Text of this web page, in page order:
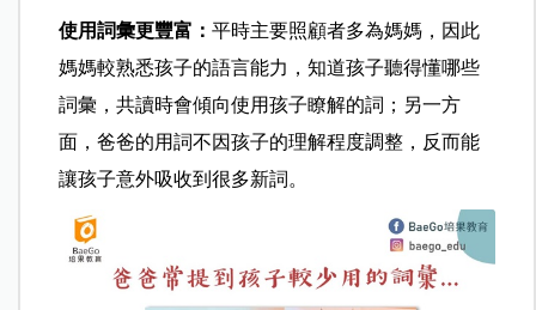
使用詞彙更豐富：平時主要照顧者多為媽媽，因此
媽媽較熟悉孩子的語言能力，知道孩子聽得懂哪些
詞彙，共讀時會傾向使用孩子瞭解的詞；另一方
面，爸爸的用詞不因孩子的理解程度調整，反而能
讓孩子意外吸收到很多新詞。